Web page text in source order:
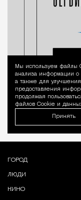
Мы используем файлы
анализа информации о
а также для
предоставления
продолжая
файлов Cookie и
Принять
ГОРОД
ЛЮДИ
КИНО